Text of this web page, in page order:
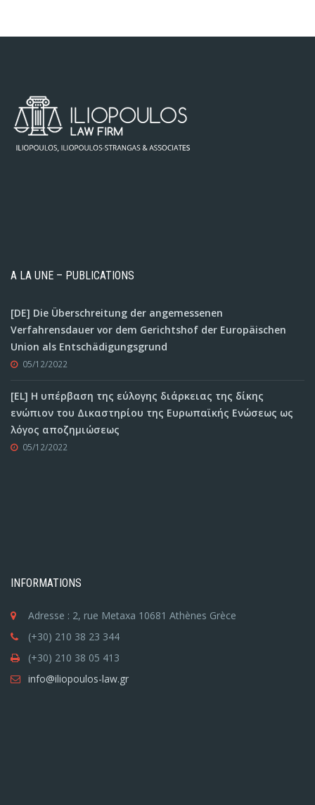
A LA UNE – PUBLICATIONS
[DE] Die Überschreitung der angemessenen
Verfahrensdauer vor dem Gerichtshof der Europäischen
Union als Entschädigungsgrund
05/12/2022
[EL] Η υπέρβαση της εύλογης διάρκειας της δίκης
ενώπιον του Δικαστηρίου της Ευρωπαϊκής Ενώσεως ως
λόγος αποζημιώσεως
05/12/2022
INFORMATIONS
Adresse : 2, rue Metaxa 10681 Athènes Grèce
(+30) 210 38 23 344
(+30) 210 38 05 413
info@iliopoulos-law.gr